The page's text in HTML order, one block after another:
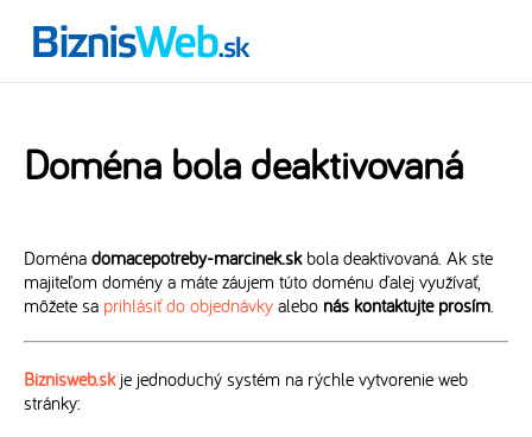
Doména bola deaktivovaná
Doména domacepotreby-marcinek.skbola deaktivovaná. Ak ste
majiteľom domény a máte záujem túto doménu ďalej využívať,
môžete sa prihlásiť do objednávky alebo nás kontaktujte prosím.
Biznisweb.skje jednoduchý systém na rýchle vytvorenie web
stránky: